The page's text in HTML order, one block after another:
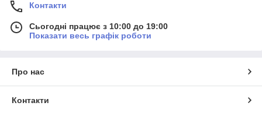
Контакти
Сьогодні працює з 10:00 до 19:00
Показати весь графік роботи
Про нас
Контакти